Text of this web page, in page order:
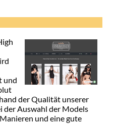
und
der Qualität unserer
der Auswahl der Models
und eine gute